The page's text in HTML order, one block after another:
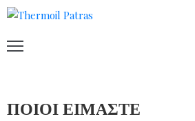
ΑΡΧΙΚΉ
ΕΠΙΚΟΙΝΩΝΊΑ
ΠΟΙΟΙ ΕΙΜΑΣΤΕ